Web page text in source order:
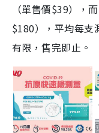
（單售價$39），
$180），平均每支
有限，售完即止。